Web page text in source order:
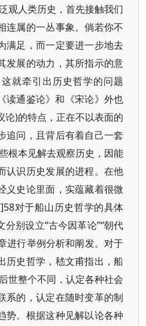
观人类历史，首先接触我们
连属的一丛事象。倘若你不
满足，而一定要进一步地去
发展的动力，其所指示的意
就牵引出历史哲学的问题
读通鉴论》和《宋论》外也
论)的特点，正在不以表面的
追问，且背后有着自己一套
根本见解去观察历史，因能
认识历史发展的进程。在他
义史论里面，实蕴藏着很微
对于船山历史哲学的具体
别设立“古今因革论”“朝代
进行举例分析和阐发。对于
历史哲学，嵇文甫指出，船
世整个不同，认定各种社会
系的，认定在随时变革的制
势。根据这种见解以论各种